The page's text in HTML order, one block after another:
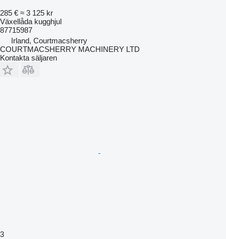
285 € ≈ 3 125 kr
Växellåda kugghjul
87715987
Irland, Courtmacsherry
COURTMACSHERRY MACHINERY LTD
Kontakta säljaren
3